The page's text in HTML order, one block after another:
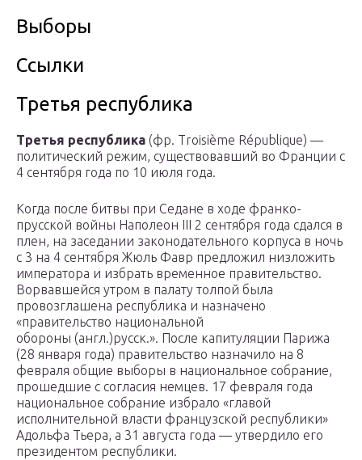
Выборы
Ссылки
Третья республика
Третья республика (фр. Troisième République) —
политический режим, существовавший во Франции с
4 сентября года по 10 июля года.
Когда после битвы при Седане в ходе франко-
прусской войны Наполеон III 2 сентября года сдался в
плен, на заседании законодательного корпуса в ночь
с 3 на 4 сентября Жюль Фавр предложил низложить
императора и избрать временное правительство.
Ворвавшейся утром в палату толпой была
провозглашена республика и назначено
«правительство национальной
обороны (англ.)русск.». После капитуляции Парижа
(28 января года) правительство назначило на 8
февраля общие выборы в национальное собрание,
прошедшие с согласия немцев. 17 февраля года
национальное собрание избрало «главой
исполнительной власти французской республики»
Адольфа Тьера, а 31 августа года — утвердило его
президентом республики.